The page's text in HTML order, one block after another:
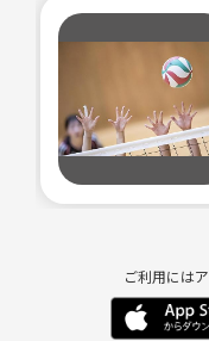
ご利用には